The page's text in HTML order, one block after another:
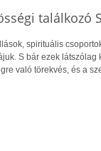
találkozó
spirituális
S bár ezek
való törekvés, és a